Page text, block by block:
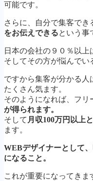
可能です。
さらに、自分で集客でき
をお伝えできるという事
日本の会社の９０％以上
そしてその方が悩んでい
ですから集客が分かる
たくさん気ます。
そのようになれば、フリ
が得られます。
そして 月収100万円以上
ます。
WEBデザイナーとして
になること。
これが重要になってきま